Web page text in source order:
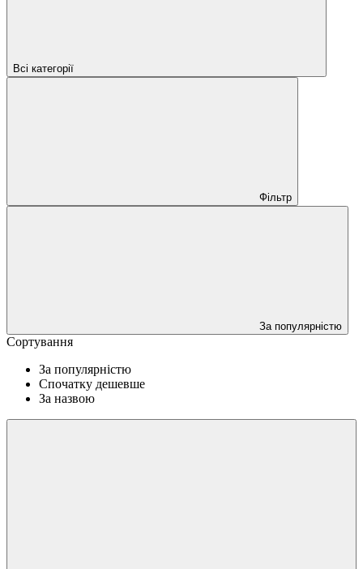
Всі категорії
Фільтр
За популярністю
Сортування
За популярністю
Спочатку дешевше
За назвою